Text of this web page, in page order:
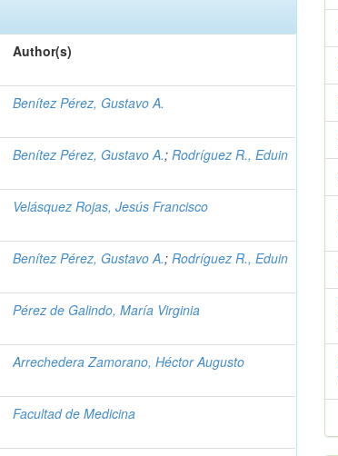
Author(s)
Benítez Pérez, Gustavo A.
Benítez Pérez, Gustavo A.;Rodríguez R., Eduin
Velásquez Rojas, Jesús Francisco
Benítez Pérez, Gustavo A.;Rodríguez R., Eduin
Pérez de Galindo, María Virginia
Arrechedera Zamorano, Héctor Augusto
Facultad de Medicina